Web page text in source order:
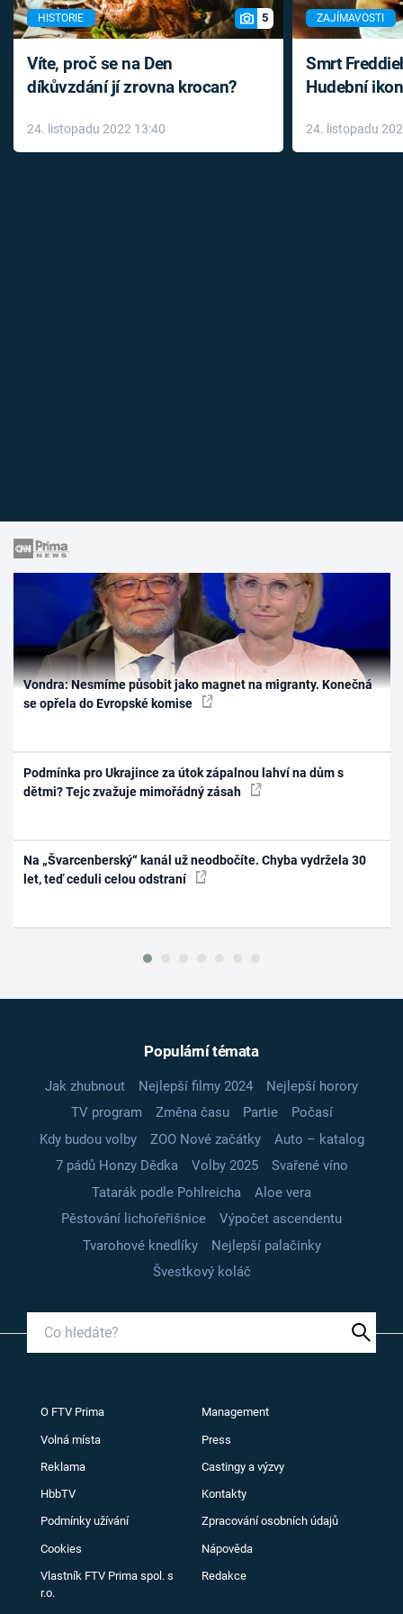
HISTORIE 5
Víte, proč se na Den
díkůvzdání jí zrovna krocan?
24. listopadu 2022 13:40
ZAJÍMAVOSTI
Smrt
Hudební
léky
24. listopadu
Vondra: Nesmíme působit jako magnet na migranty. Konečná
se opřela do Evropské komise
Podmínka pro Ukrajince za útok zápalnou lahví na dům s
dětmi? Tejc zvažuje mimořádný zásah
Na „Švarcenberský“ kanál už neodbočíte. Chyba vydržela 30
let, teď ceduli celou odstraní
Populární témata
Jak zhubnout Nejlepší filmy 2024
Nejlepší horory
TV program
Změna času Partie
Počasí
Kdy budou volby
ZOO Nové začátky
Auto – katalog
7 pádů Honzy Dědka
Volby 2025
Svařené víno
Tatarák podle Pohlreicha
Aloe vera
Pěstování lichořeřišnice
Výpočet ascendentu
Tvarohové knedlíky
Nejlepší palačinky
Švestkový koláč
O FTV Prima Management
Volná místa Press
Reklama Castingy a výzvy
HbbTV Kontakty
Podmínky užívání Zpracování osobních údajů
Cookies Nápověda
Vlastník FTV Prima spol. s
r.o.
Redakce